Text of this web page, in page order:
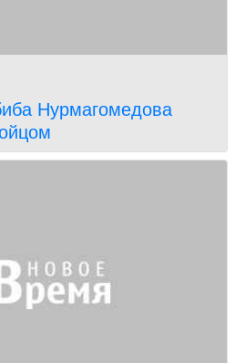
Нурмагомедова